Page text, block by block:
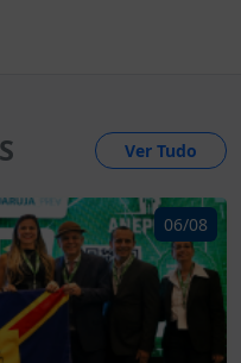
Ver Tudo
06/08